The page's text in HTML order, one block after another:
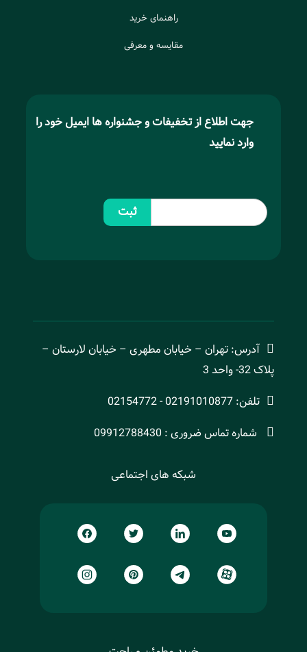
راهنمای خرید
مقایسه و معرفی
جهت اطلاع از تخفیفات و جشنواره ها ایمیل خود را
وارد نمایید
ثبت
آدرس: تهران – خیابان مطهری – خیابان لارستان –
پلاک 32- واحد 3
تلفن: 02191010877 - 02154772
شماره تماس ضروری : 09912788430
شبکه های اجتماعی